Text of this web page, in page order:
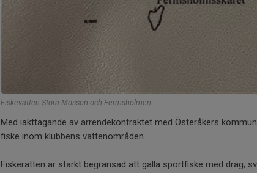
Fiskevatten Stora Mossön och Fermsholmen
Med iakttagande av arrendekontraktet med Österåkers
fiske inom klubbens vattenområden.
Fiskerätten är starkt begränsad att gälla sportfiske med drag,